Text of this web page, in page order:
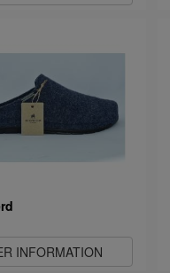
INFORMATION